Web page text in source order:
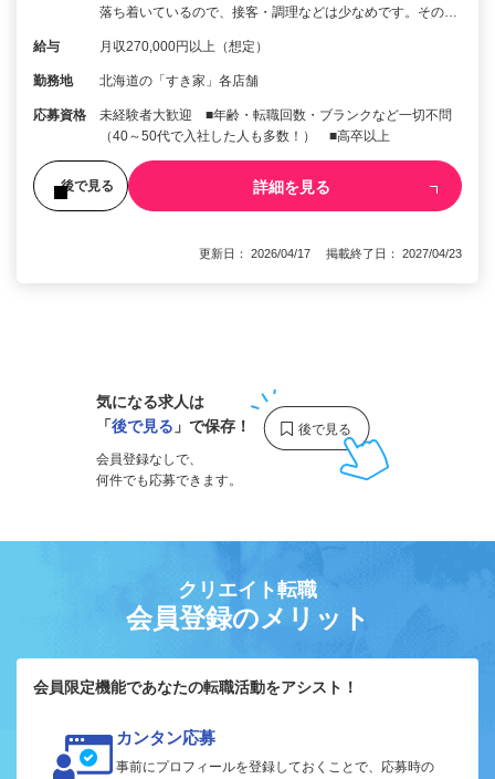
落ち着いているので、接客・調理などは少なめです。その…
給与 月収270,000円以上（想定）
勤務地 北海道の「すき家」各店舗
応募資格
未経験者大歓迎 ■年齢・転職回数・ブランクなど一切不問
（40～50代で入社した人も多数！） ■高卒以上
後で見る 詳細を見る
更新日： 2026/04/17 掲載終了日： 2027/04/23
気になる求人は
「後で見る 」で保存！
会員登録なしで、
何件でも応募できます。
クリエイト転職
会員登録のメリット
会員限定機能であなたの転職活動をアシスト！
カンタン応募
事前にプロフィールを登録しておくことで、応募時の